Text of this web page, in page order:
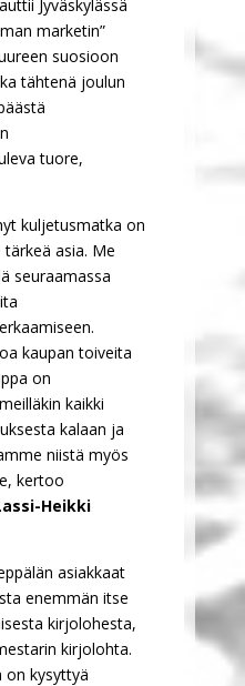
Jyväskylässä
marketin”
suosioon
tähtenä joulun
tuore,
kuljetusmatka on
asia. Me
seuraamassa
kaupan toiveita
on
kaikki
kalaan ja
niistä myös
kertoo
Heikki
asiakkaat
enemmän itse
kirjolohesta,
kirjolohta.
on kysyttyä